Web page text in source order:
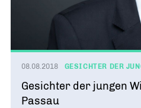
08.08.2018 GESICHTER DER
Gesichter der jungen
Passau